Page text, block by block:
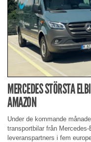
MERCEDES STÖRSTA
AMAZON
Under de kommande
transportbilar från
leveranspartners i fem